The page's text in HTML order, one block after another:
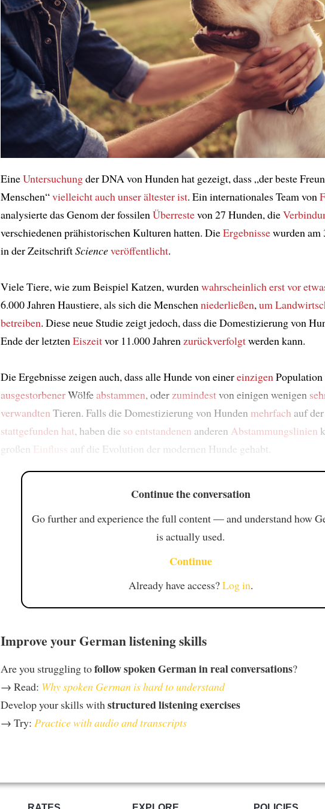
EineUntersuchungder DNA von Hunden hat gezeigt, dass „der beste
Menschen“vielleicht auch unser ältester ist. Ein internationales Team von
analysierte das Genom der fossilenÜberrestevon 27 Hunden, die
verschiedenen prähistorischen Kulturen hatten. DieErgebnissewurden am
in der ZeitschriftScienceveröffentlicht.
Viele Tiere, wie zum Beispiel Katzen, wurdenwahrscheinlicherst vor
6.000 Jahren Haustiere, als sich die Menschenniederließen,um
betreiben. Diese neue Studie zeigt jedoch, dass die Domestizierung von
Ende der letztenEiszeitvor 11.000 Jahrenzurückverfolgtwerden kann.
Die Ergebnisse zeigen auch, dass alle Hunde von einereinzigenPopulation
ausgestorbenerWölfeabstammen, oderzumindestvon einigen wenigen
verwandten Tieren. Falls die Domestizierung von Hunden mehrfach auf
stattgefunden hat, haben die so entstandenen anderen Abstammungslinien
großen Einfluss auf die Evolution der modernen Hunde gehabt.
Continue the conversation
Go further and experience the full content — and understand how
is actually used.
Continue
Already have access?Log in.
Improve your German listening skills
Are you struggling tofollow spoken German in real conversations?
→ Read: Why spoken German is hard to understand
Develop your skills with structured listening exercises
→ Try: Practice with audio and transcripts